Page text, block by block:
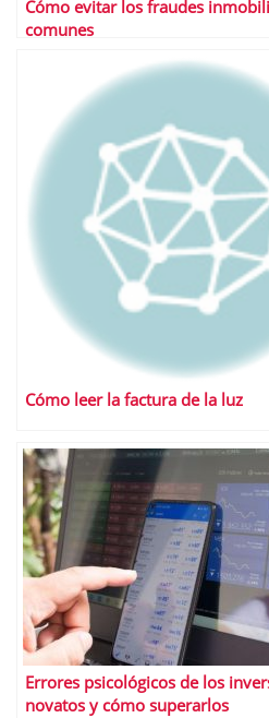
Cómo evitar los fraudes
comunes
Cómo leer la factura de la luz
Errores psicológicos de los
novatos y cómo superarlos